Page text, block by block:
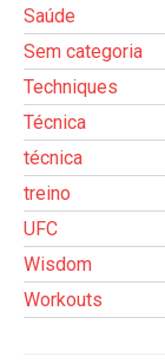
Saúde
Sem categoria
Techniques
Técnica
técnica
treino
UFC
Wisdom
Workouts